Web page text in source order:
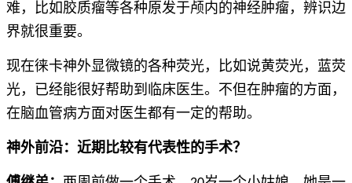
难，比如胶质瘤等各种原发于颅内的神经肿瘤，辨识边
界就很重要。
现在徕卡神外显微镜的各种荧光，比如说黄荧光，蓝荧
光，已经能很好帮助到临床医生。不但在肿瘤的方面，
在脑血管病方面对医生都有一定的帮助。
神外前沿：近期比较有代表性的手术？